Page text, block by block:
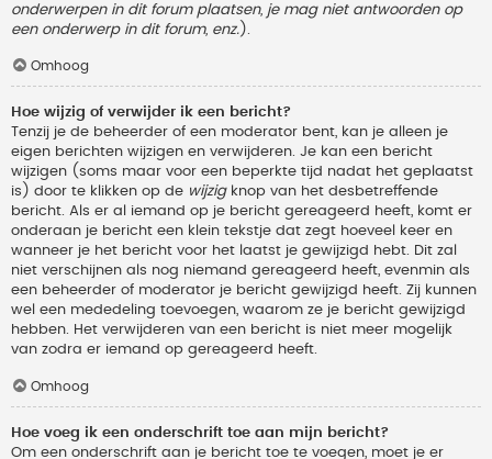
onderwerpen in dit forum plaatsen, je mag niet antwoorden op
een onderwerp in dit forum, enz. ).
Omhoog
Hoe wijzig of verwijder ik een bericht?
Tenzij je de beheerder of een moderator bent, kan je alleen je
eigen berichten wijzigen en verwijderen. Je kan een bericht
wijzigen (soms maar voor een beperkte tijd nadat het geplaatst
is) door te klikken op de wijzigknop van het desbetreffende
bericht. Als er al iemand op je bericht gereageerd heeft, komt er
onderaan je bericht een klein tekstje dat zegt hoeveel keer en
wanneer je het bericht voor het laatst je gewijzigd hebt. Dit zal
niet verschijnen als nog niemand gereageerd heeft, evenmin als
een beheerder of moderator je bericht gewijzigd heeft. Zij kunnen
wel een mededeling toevoegen, waarom ze je bericht gewijzigd
hebben. Het verwijderen van een bericht is niet meer mogelijk
van zodra er iemand op gereageerd heeft.
Omhoog
Hoe voeg ik een onderschrift toe aan mijn bericht?
Om een onderschrift aan je bericht toe te voegen, moet je er